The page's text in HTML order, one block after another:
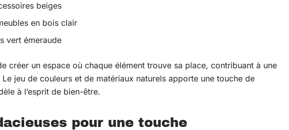
beiges
en bois clair
vert émeraude
créer un espace où chaque élément trouve sa place, contribuant à une
jeu de couleurs et de matériaux naturels apporte une touche de
à l’esprit de bien-être.
pour une touche